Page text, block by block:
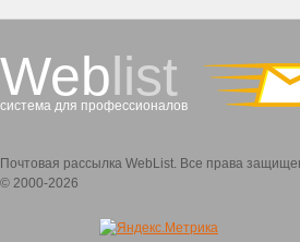
Weblist
система для профессионалов
Почтовая рассылка WebList. Все права
© 2000-2026